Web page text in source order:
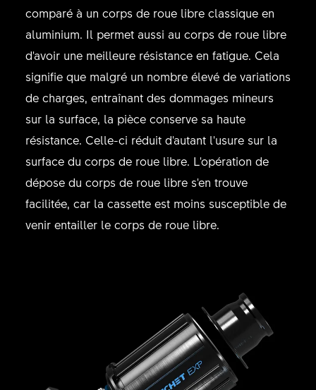
comparé à un corps de roue libre classique en
aluminium. Il permet aussi au corps de roue libre
d'avoir une meilleure résistance en fatigue. Cela
signifie que malgré un nombre élevé de variations
de charges, entraînant des dommages mineurs
sur la surface, la pièce conserve sa haute
résistance. Celle-ci réduit d'autant l'usure sur la
surface du corps de roue libre. L'opération de
dépose du corps de roue libre s'en trouve
facilitée, car la cassette est moins susceptible de
venir entailler le corps de roue libre.